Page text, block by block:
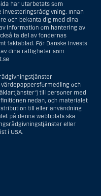
har utarbetats som
Innan
och bekanta dig med dina
information om hantering av
ta del av fondernas
faktablad. För Danske Invests
dina rättigheter som
och
till personer med
nedan, och materialet
till eller användning
på denna webbplats ska
eller
i USA.